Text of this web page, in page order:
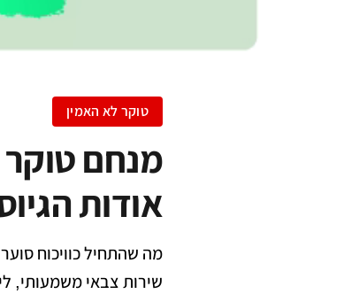
טוקר לא האמין
מנחם טוקר
אודות
מה שהתחיל כוויכוח
שירות צבאי משמעותי,